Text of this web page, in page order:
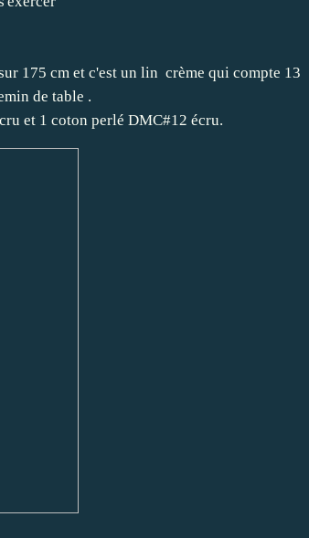
175 cm et c'est un lin crème qui compte 13
de table .
et 1 coton perlé DMC#12 écru.